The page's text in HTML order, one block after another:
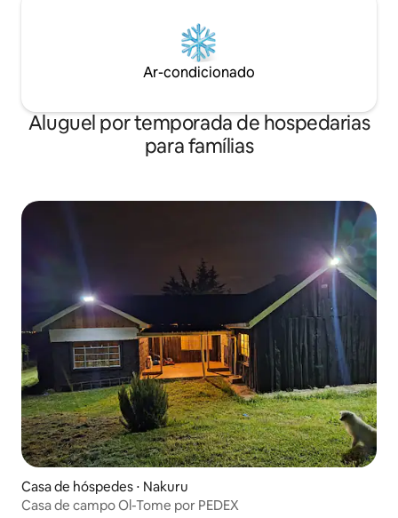
Ar-condicionado
Aluguel por temporada de hospedarias
para famílias
Casa de hóspedes ⋅ Nakuru
Casa de campo Ol-Tome por PEDEX